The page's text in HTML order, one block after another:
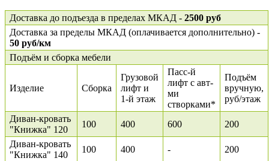
Доставка до подъезда в пределах МКАД - 2500 руб
Доставка за пределы МКАД (оплачивается дополнительно) -
50 руб/км
Подъём и сборка мебели
Изделие Сборка
Грузовой
лифт и
1-й этаж
Пасс-й
лифт с авт-
ми
створками*
Подъём
вручную,
руб/этаж
Диван-кровать
"Книжка" 120
100 400 600
200
Диван-кровать
"Книжка" 140
100 400 -
200